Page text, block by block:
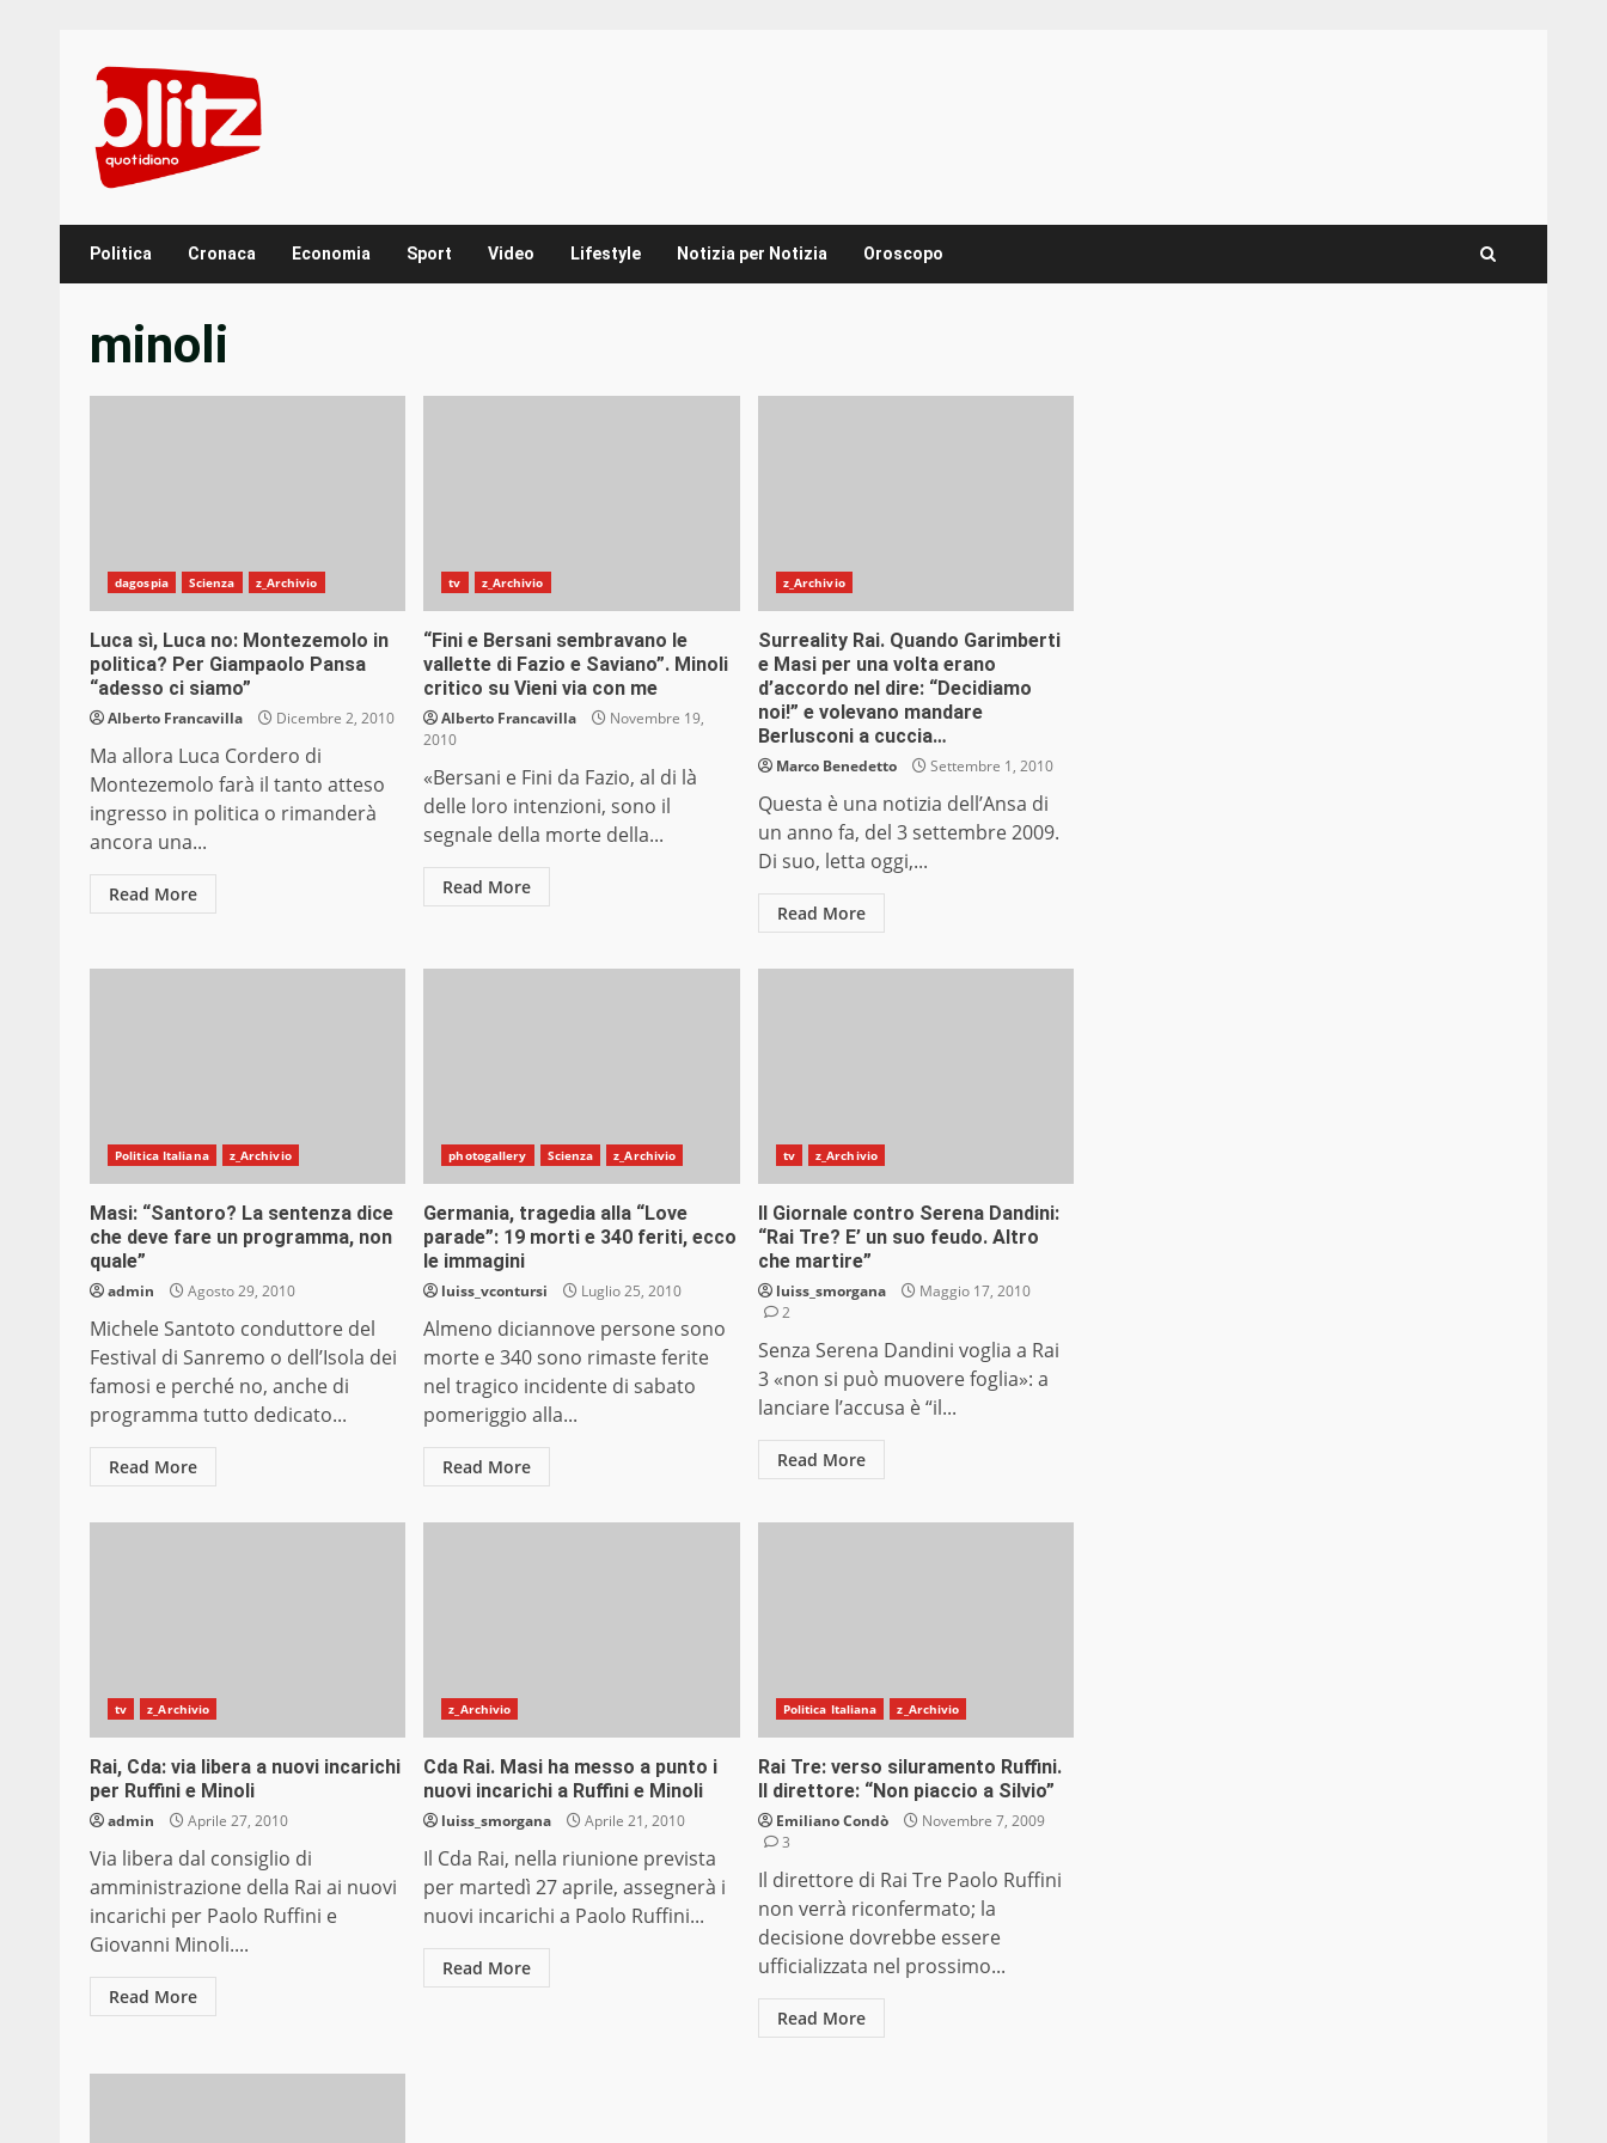
content
Politica Cronaca Economia Sport Video Lifestyle Notizia per Notizia Oroscopo
minoli
dagospia Scienza z_Archivio
Luca sì, Luca no: Montezemolo in
politica? Per Giampaolo Pansa
“adesso ci siamo”
Alberto Francavilla Dicembre 2, 2010
Ma allora Luca Cordero di
Montezemolo farà il tanto atteso
ingresso in politica o rimanderà
ancora una...
Read More
tv z_Archivio
“Fini e Bersani sembravano le
vallette di Fazio e Saviano”. Minoli
critico su Vieni via con me
Alberto Francavilla
Novembre 19,
2010
«Bersani e Fini da Fazio, al di là
delle loro intenzioni, sono il
segnale della morte della...
Read More
z_Archivio
Surreality Rai. Quando Garimberti
e Masi per una volta erano
d’accordo nel dire: “Decidiamo
noi!” e volevano mandare
Berlusconi a cuccia…
Marco Benedetto Settembre 1, 2010
Questa è una notizia dell’Ansa di
un anno fa, del 3 settembre 2009.
Di suo, letta oggi,...
Read More
Politica Italiana z_Archivio
Masi: “Santoro? La sentenza dice
che deve fare un programma, non
quale”
admin Agosto 29, 2010
Michele Santoto conduttore del
Festival di Sanremo o dell’Isola dei
famosi e perché no, anche di
programma tutto dedicato...
Read More
photogallery Scienza z_Archivio
Germania, tragedia alla “Love
parade”: 19 morti e 340 feriti, ecco
le immagini
luiss_vcontursi Luglio 25, 2010
Almeno diciannove persone sono
morte e 340 sono rimaste ferite
nel tragico incidente di sabato
pomeriggio alla...
Read More
tv z_Archivio
Il Giornale contro Serena Dandini:
“Rai Tre? E’ un suo feudo. Altro
che martire”
luiss_smorgana
Maggio 17, 2010
2
Senza Serena Dandini voglia a Rai
3 «non si può muovere foglia»: a
lanciare l’accusa è “il...
Read More
tv z_Archivio
Rai, Cda: via libera a nuovi incarichi
per Ruffini e Minoli
admin Aprile 27, 2010
Via libera dal consiglio di
amministrazione della Rai ai nuovi
incarichi per Paolo Ruffini e
Giovanni Minoli....
Read More
z_Archivio
Cda Rai. Masi ha messo a punto i
nuovi incarichi a Ruffini e Minoli
luiss_smorgana Aprile 21, 2010
Il Cda Rai, nella riunione prevista
per martedì 27 aprile, assegnerà i
nuovi incarichi a Paolo Ruffini...
Read More
Politica Italiana z_Archivio
Rai Tre: verso siluramento Ruffini.
Il direttore: “Non piaccio a Silvio”
Emiliano Condò
Novembre 7, 2009
3
Il direttore di Rai Tre Paolo Ruffini
non verrà riconfermato; la
decisione dovrebbe essere
ufficializzata nel prossimo...
Read More